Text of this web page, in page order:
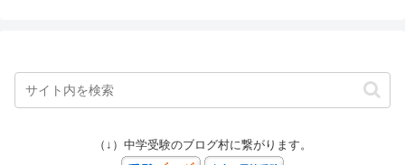
（↓）中学受験のブログ村に繋がります。